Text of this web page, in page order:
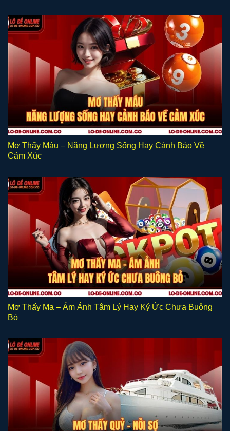
Mơ Thấy Máu – Năng Lượng Sống Hay Cảnh Báo Về
Cảm Xúc
Mơ Thấy Ma – Ám Ảnh Tâm Lý Hay Ký Ức Chưa Buông
Bỏ